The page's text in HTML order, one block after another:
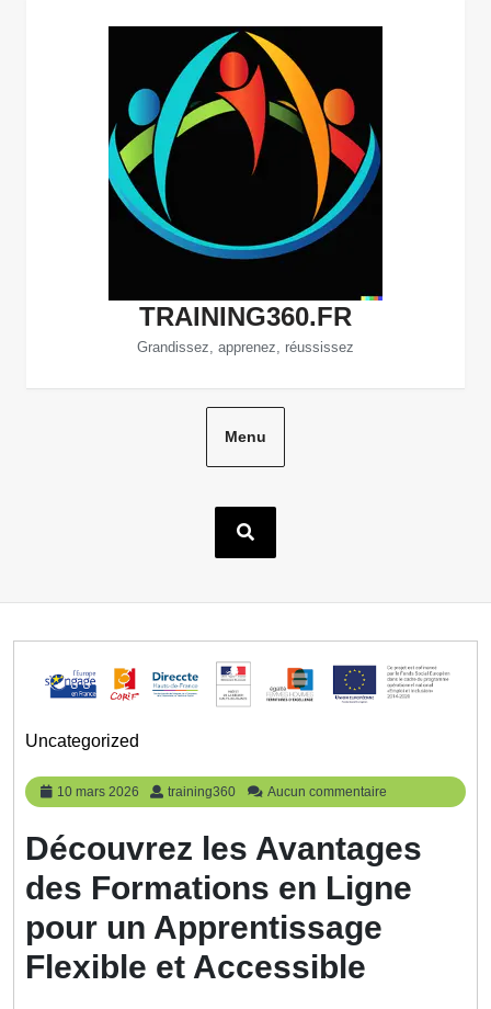
TRAINING360.FR
Grandissez, apprenez, réussissez
Menu
Uncategorized
10 mars 2026
10
mars
training360 training360
Aucun commentaire
Découvrez les Avantages
des Formations en Ligne
pour un Apprentissage
Flexible et Accessible